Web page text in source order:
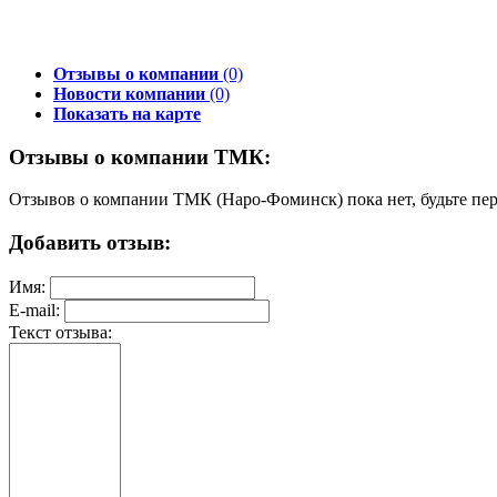
Отзывы о компании (0)
Новости компании (0)
Показать на карте
Отзывы о компании ТМК:
Отзывов о компании ТМК (Наро-Фоминск) пока нет, будьте
Добавить отзыв:
Имя:
E-mail:
Текст отзыва: